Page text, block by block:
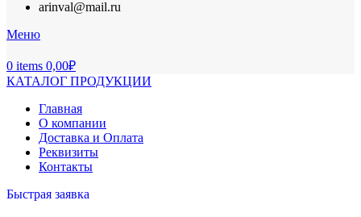
arinval@mail.ru
Меню
0 items 0,00₽
КАТАЛОГ ПРОДУКЦИИ
Главная
О компании
Доставка и Оплата
Реквизиты
Контакты
Быстрая заявка